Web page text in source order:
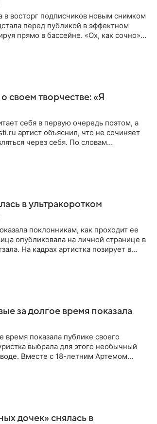
восторг подписчиков новым снимком
перед публикой в эффектном
прямо в бассейне. «Ох, как сочно»,
своем творчестве: «Я
себя в первую очередь поэтом, а
артист объяснил, что не сочиняет
через себя. По словам
в ультракоротком
поклонникам, как проходит ее
опубликовала на личной странице в
На кадрах артистка позирует в
за долгое время показала
показала публике своего
выбрала для этого необычный
Вместе с 18-летним Артемом
дочек» снялась в